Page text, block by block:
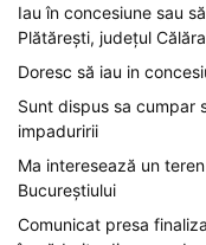
Iau în concesiune sau
Plătărești, județul
Doresc să iau in
Sunt dispus sa cumpar
impaduririi
Ma interesează un
Bucureștiului
Comunicat presa